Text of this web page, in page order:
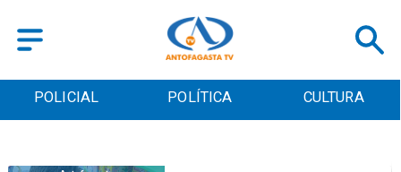
POLICIAL POLÍTICA CULTURA